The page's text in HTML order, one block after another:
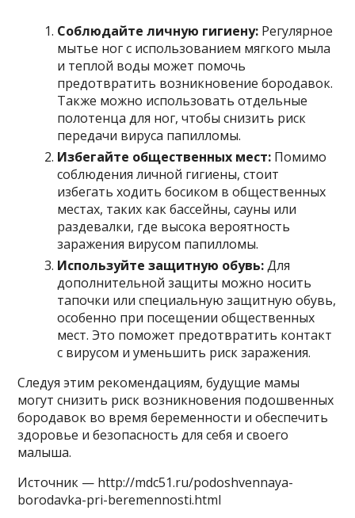
Соблюдайте личную гигиену: Регулярное
мытье ног с использованием мягкого мыла
и теплой воды может помочь
предотвратить возникновение бородавок.
Также можно использовать отдельные
полотенца для ног, чтобы снизить риск
передачи вируса папилломы.
Избегайте общественных мест: Помимо
соблюдения личной гигиены, стоит
избегать ходить босиком в общественных
местах, таких как бассейны, сауны или
раздевалки, где высока вероятность
заражения вирусом папилломы.
Используйте защитную обувь:Для
дополнительной защиты можно носить
тапочки или специальную защитную обувь,
особенно при посещении общественных
мест. Это поможет предотвратить контакт
с вирусом и уменьшить риск заражения.
Следуя этим рекомендациям, будущие мамы
могут снизить риск возникновения подошвенных
бородавок во время беременности и обеспечить
здоровье и безопасность для себя и своего
малыша.
Источник — http://mdc51.ru/podoshvennaya-
borodavka-pri-beremennosti.html